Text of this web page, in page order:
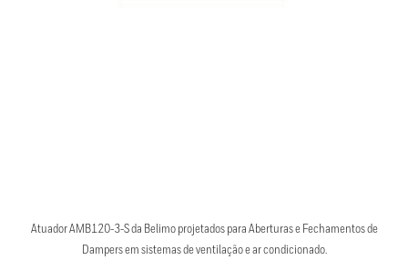
Atuador AMB120-3-S da Belimo projetados para Aberturas e Fechamentos de
Dampers em sistemas de ventilação e ar condicionado.